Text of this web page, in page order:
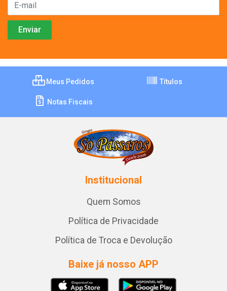
Meus Pedidos Títulos
Notas Fiscais
Institucional
Quem Somos
Política de Privacidade
Política de Troca e Devolução
Baixe já nosso APP